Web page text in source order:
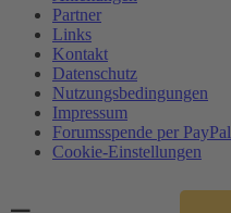
Partner
Links
Kontakt
Datenschutz
Nutzungsbedingungen
Impressum
Forumsspende per PayPal
Cookie-Einstellungen